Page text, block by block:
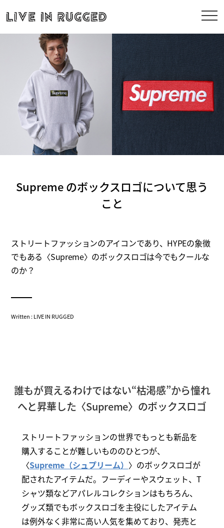
Supreme のボックスロゴについて思う
こと
ストリートファッションのアイコンであり、HYPEの象徴
でもある〈Supreme〉のボックスロゴは今でもクールな
のか？
Written : LIVE IN RUGGED
誰もが買えるわけではない“枯渇感”から憧れ
へと昇華した〈Supreme〉のボックスロゴ
ストリートファッションの世界でもっとも新品を
購入することが難しいもののひとつが、
〈Supreme（シュプリーム） 〉のボックスロゴが
配されたアイテムだ。フーディーやスウェット、T
シャツ類などアパレルコレクションはもちろん、
グッズ類でもボックスロゴを主役にしたアイテム
は例外なく非常に高い人気を集めており、発売と